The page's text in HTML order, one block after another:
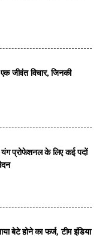
जीवंत विचार, जिनकी
यंग प्रोफेशनल के लिए कई पदों
बेटे होने का फर्ज, टीम इंडिया